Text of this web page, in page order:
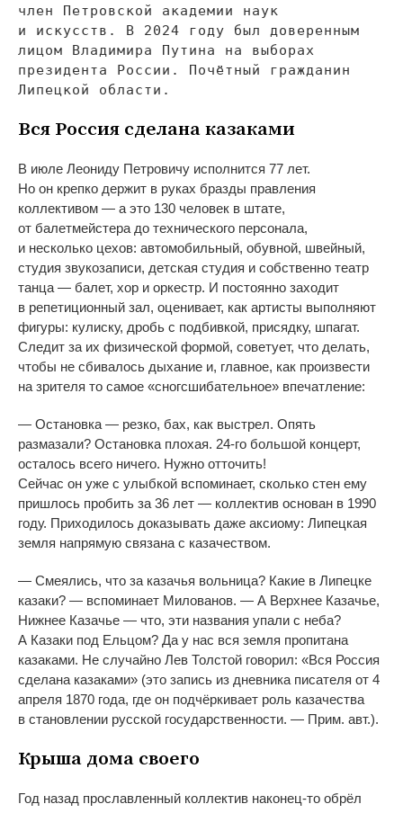
член Петровской академии наук
и
искусств. В
2024 году был доверенным
лицом Владимира Путина на
выборах
президента России. Почётный гражданин
Липецкой области.
Вся Россия сделана казаками
В июле Леониду Петровичу исполнится 77 лет.
Но он крепко держит в руках бразды правления
коллективом — а это 130 человек в штате,
от балетмейстера до технического персонала,
и несколько цехов: автомобильный, обувной, швейный,
студия звукозаписи, детская студия и собственно театр
танца — балет, хор и оркестр. И постоянно заходит
в репетиционный зал, оценивает, как артисты выполняют
фигуры: кулиску, дробь с подбивкой, присядку, шпагат.
Следит за их физической формой, советует, что делать,
чтобы не сбивалось дыхание и, главное, как произвести
на зрителя то самое «сногсшибательное» впечатление:
— Остановка — резко, бах, как выстрел. Опять
размазали? Остановка плохая. 24-го большой концерт,
осталось всего ничего. Нужно отточить!
Сейчас он уже с улыбкой вспоминает, сколько стен ему
пришлось пробить за 36 лет — коллектив основан в 1990
году. Приходилось доказывать даже аксиому: Липецкая
земля напрямую связана с казачеством.
— Смеялись, что за казачья вольница? Какие в Липецке
казаки? — вспоминает Милованов. — А Верхнее Казачье,
Нижнее Казачье — что, эти названия упали с неба?
А Казаки под Ельцом? Да у нас вся земля пропитана
казаками. Не случайно Лев Толстой говорил: «Вся Россия
сделана казаками» (это запись из дневника писателя от 4
апреля 1870 года, где он подчёркивает роль казачества
в становлении русской государственности. — Прим. авт.).
Крыша дома своего
Год назад прославленный коллектив наконец-то обрёл